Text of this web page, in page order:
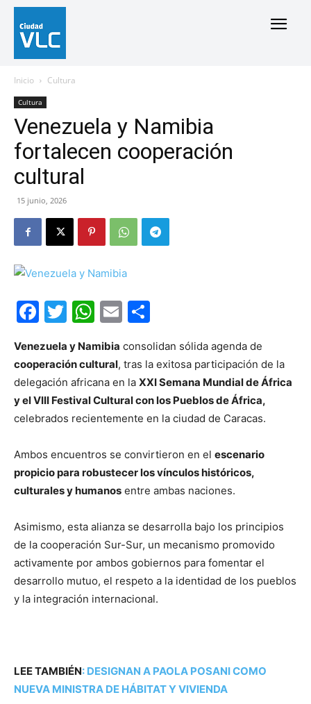
Inicio Cultura
Cultura
Venezuela y Namibia
fortalecen cooperación
cultural
15 junio, 2026
Facebook
Twitter
WhatsApp
Email
Venezuela y Namibia consolidan sólida agenda de
cooperación cultural, tras la exitosa participación de la
delegación africana en la XXI Semana Mundial de África
y el VIII Festival Cultural con los Pueblos de África,
celebrados recientemente en la ciudad de Caracas.
Ambos encuentros se convirtieron en el escenario
propicio para robustecer los vínculos históricos,
culturales y humanos entre ambas naciones.
Asimismo, esta alianza se desarrolla bajo los principios
de la cooperación Sur-Sur, un mecanismo promovido
activamente por ambos gobiernos para fomentar el
desarrollo mutuo, el respeto a la identidad de los pueblos
y la integración internacional.
LEE TAMBIÉN: DESIGNAN A PAOLA POSANI COMO
NUEVA MINISTRA DE HÁBITAT Y VIVIENDA